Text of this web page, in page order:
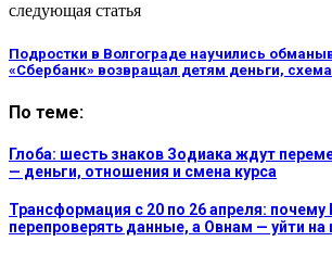
следующая статья
Подростки в Волгограде научились
«Сбербанк» возвращал детям деньги,
По теме:
Глоба: шесть знаков Зодиака ждут
— деньги, отношения и смена курса
Трансформация с 20 по 26 апреля:
перепроверять данные, а Овнам — уйти на